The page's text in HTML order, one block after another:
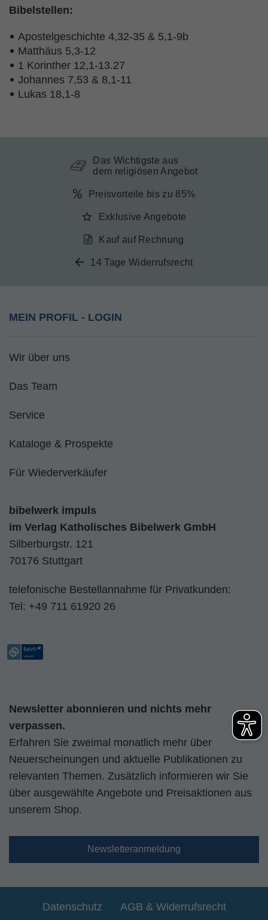
Bibelstellen:
Apostelgeschichte 4,32-35 & 5,1-9b
Matthäus 5,3-12
1 Korinther 12,1-13.27
Johannes 7,53 & 8,1-11
Lukas 18,1-8
Das Wichtigste aus
dem religiösen Angebot
Preisvorteile bis zu 85%
Exklusive Angebote
Kauf auf Rechnung
14 Tage Widerrufsrecht
MEIN PROFIL - LOGIN
Wir über uns
Das Team
Service
Kataloge & Prospekte
Für Wiederverkäufer
bibelwerk impuls
im Verlag Katholisches Bibelwerk GmbH
Silberburgstr. 121
70176 Stuttgart
telefonische Bestellannahme für Privatkunden:
Tel: +49 711 61920 26
Newsletter abonnieren und nichts mehr
verpassen.
Erfahren Sie zweimal monatlich mehr über
Neuerscheinungen und aktuelle Publikationen zu
relevanten Themen. Zusätzlich informieren wir Sie
über ausgewählte Angebote und Preisaktionen aus
unserem Shop.
Newsletteranmeldung
Datenschutz AGB & Widerrufsrecht